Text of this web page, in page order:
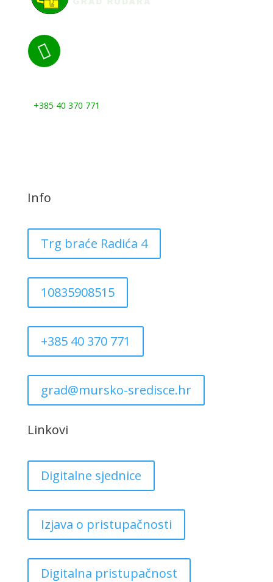

+385 40 370 771
Info
Trg braće Radića 4
10835908515
+385 40 370 771
grad@mursko-sredisce.hr
Linkovi
Digitalne sjednice
Izjava o pristupačnosti
Digitalna pristupačnost